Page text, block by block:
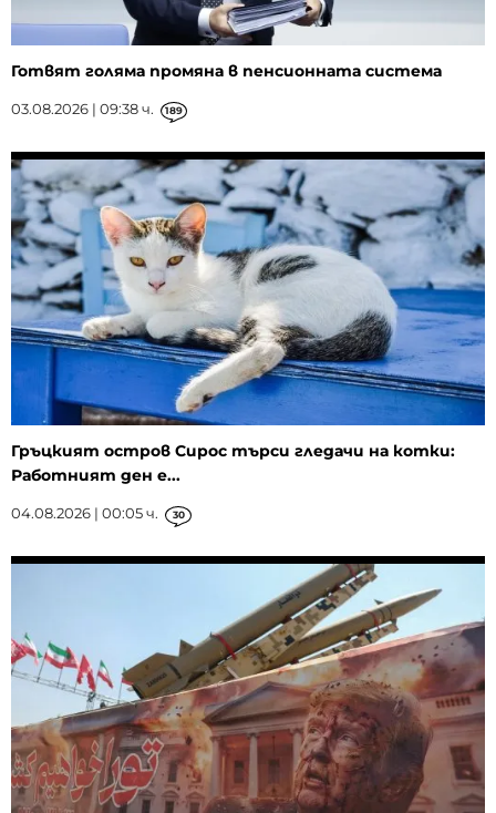
Готвят голяма промяна в пенсионната система
03.08.2026 | 09:38 ч. 189
Гръцкият остров Сирос търси гледачи на котки:
Работният ден е...
04.08.2026 | 00:05 ч. 30